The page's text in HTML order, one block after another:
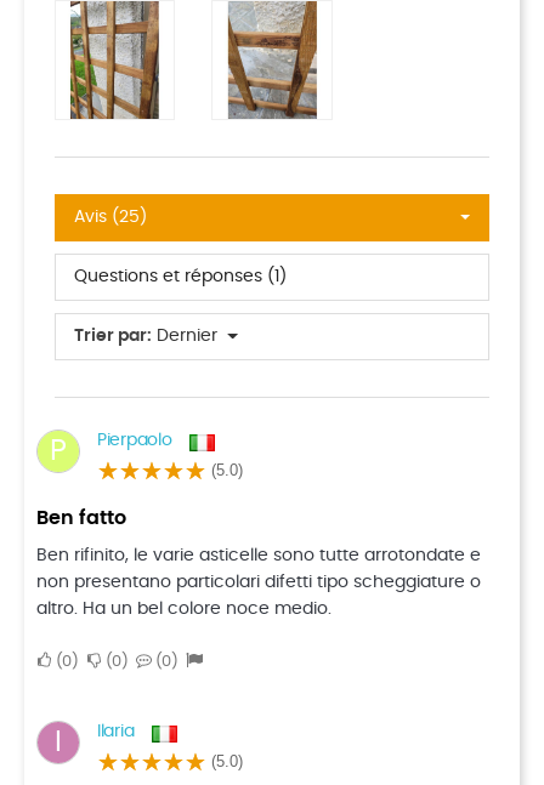
Avis (25)
Questions et réponses (1)
Trier par: Dernier
P Pierpaolo
(5.0)
Ben fatto
Ben rifinito, le varie asticelle sono tutte arrotondate e
non presentano particolari difetti tipo scheggiature o
altro. Ha un bel colore noce medio.
0 0 0
Ilaria
(5.0)